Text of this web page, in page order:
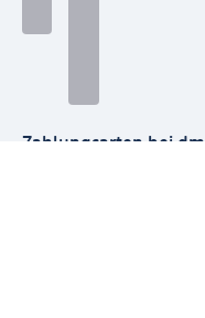
Zahlungsarten bei dm